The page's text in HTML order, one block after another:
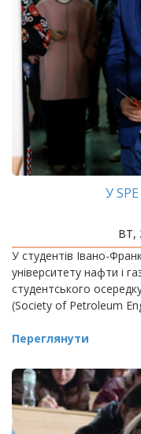
У
ВТ,
У студентів Івано-
університету нафти і
студентського
(Society of Petroleum
Переглянути